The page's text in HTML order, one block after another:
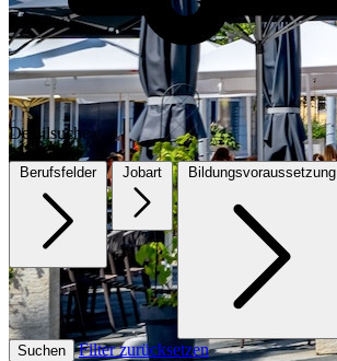
Detailsuche
Berufsfelder Jobart Bildungsvoraussetzung
Suchen Filter zurücksetzen